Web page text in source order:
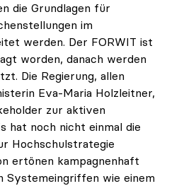
die Grundlagen für
im
werden. Der FORWIT ist
worden, danach werden
Die Regierung, allen
Eva-Maria Holzleitner,
zur aktiven
hat noch nicht einmal die
Hochschulstrategie
ertönen kampagnenhaft
Systemeingriffen wie einem